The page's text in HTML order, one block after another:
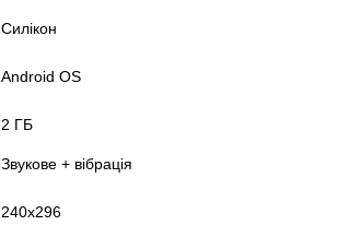
Силікон
Android OS
2 ГБ
Звукове + вібрація
240x296